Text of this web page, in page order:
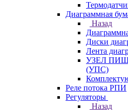
Диаграммная
Назад
Диски
Лента
УЗЕЛ
(УПС)
Реле потока РПИ
Регуляторы
Назад